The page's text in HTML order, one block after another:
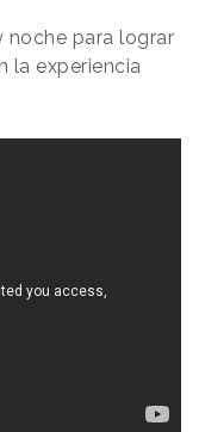
noche para lograr
la experiencia